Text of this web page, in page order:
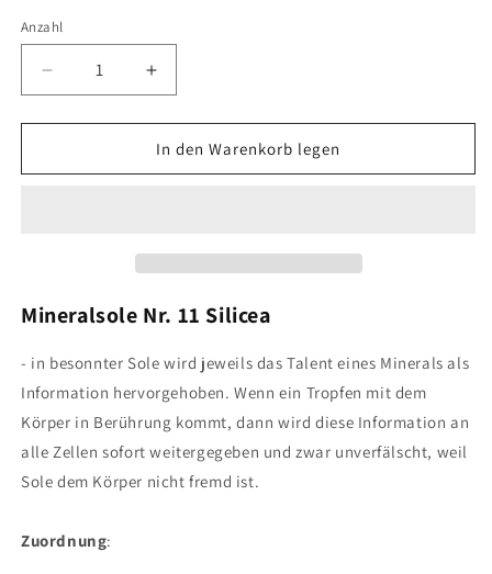
Anzahl
Verringere
die
Menge
Mineral-
Erhöhe
die
Menge
für
Mineral-
In den Warenkorb legen
Mineralsole Nr. 11 Silicea
- in besonnter Sole wird jeweils das Talent eines Minerals als
Information hervorgehoben. Wenn ein Tropfen mit dem
Körper in Berührung kommt, dann wird diese Information an
alle Zellen sofort weitergegeben und zwar unverfälscht, weil
Sole dem Körper nicht fremd ist.
Zuordnung: